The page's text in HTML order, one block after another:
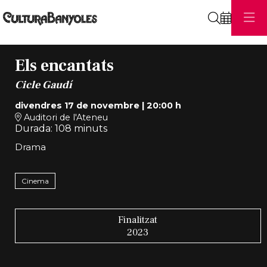
Els encantats
Cicle Gaudí
divendres 17 de novembre| 20:00 h
Auditori de l'Ateneu
Durada: 108 minuts
Drama
Cinema
Finalitzat
2023